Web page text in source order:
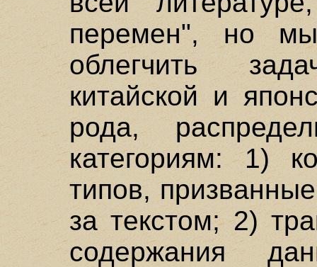
перемен", но
облегчить
китайской и
рода,
категориям: 1)
типов,
за текстом; 2)
содержания